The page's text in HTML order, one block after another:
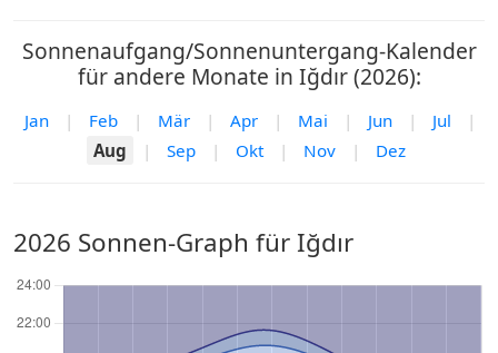
Sonnenaufgang/Sonnenuntergang-Kalender
für andere Monate in Iğdır (2026):
Jan | Feb | Mär | Apr | Mai | Jun | Jul
|
Aug
| Sep | Okt | Nov | Dez
2026 Sonnen-Graph für Iğdır